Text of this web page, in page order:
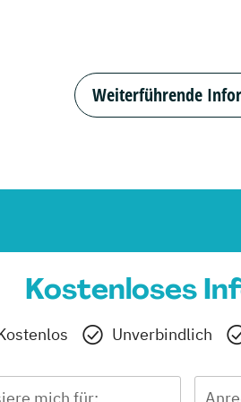
Weiterführende
Kostenloses
Unverbindlich